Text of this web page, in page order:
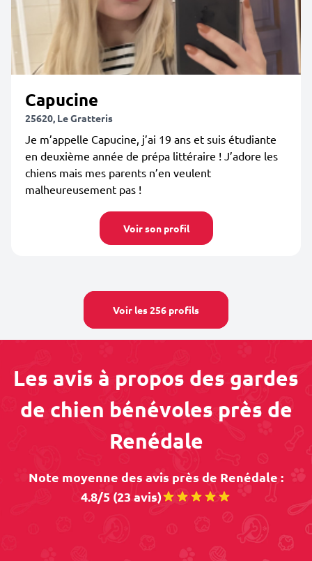
Capucine
25620, Le Gratteris
Je m’appelle Capucine, j’ai 19 ans et suis étudiante
en deuxième année de prépa littéraire ! J’adore les
chiens mais mes parents n’en veulent
malheureusement pas !
Voir son profil
Voir les 256 profils
Les avis à propos des gardes
de chien bénévoles près de
Renédale
Note moyenne des avis près de Renédale :
4.8/5 (23 avis)